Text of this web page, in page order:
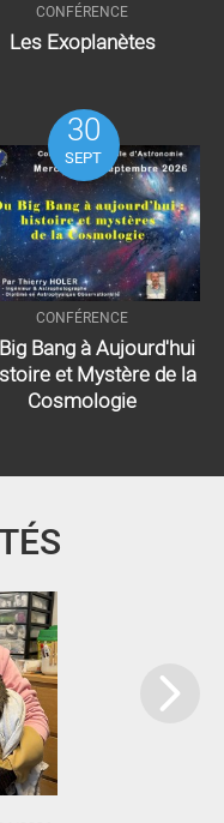
CONFÉRENCE
Les Exoplanètes
30
SEPT
CONFÉRENCE
Bang à Aujourd'hui
et Mystère de la
Cosmologie